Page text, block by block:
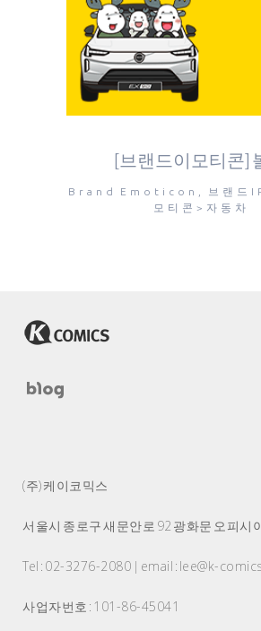
[브랜드이모티콘]
Brand Emoticon, 브랜드
모티콘>자동차
(주) 케이코믹스
서울시 종로구 새문안로 92 광화문 오피시
Tel : 02-3276-2080 | email : lee@k-
사업자번호 : 101-86-45041